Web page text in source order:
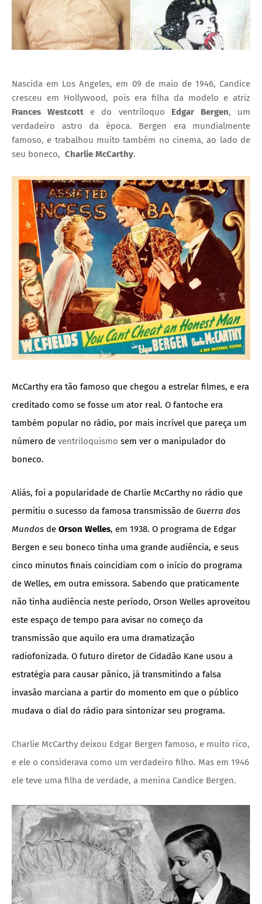
Nascida em Los Angeles, em 09 de maio de 1946, Candice
cresceu em Hollywood, pois era filha da modelo e atriz
Frances Westcott e do ventríloquo Edgar Bergen, um
verdadeiro astro da época. Bergen era mundialmente
famoso, e trabalhou muito também no cinema, ao lado de
seu boneco, Charlie McCarthy.
McCarthy era tão famoso que chegou a estrelar filmes, e era
creditado como se fosse um ator real. O fantoche era
também popular no rádio, por mais incrível que pareça um
número de ventriloquismo sem ver o manipulador do
boneco.
Aliás, foi a popularidade de Charlie McCarthy no rádio que
permitiu o sucesso da famosa transmissão de Guerra dos
Mundos de Orson Welles, em 1938. O programa de Edgar
Bergen e seu boneco tinha uma grande audiência, e seus
cinco minutos finais coincidiam com o início do programa
de Welles, em outra emissora. Sabendo que praticamente
não tinha audiência neste período, Orson Welles aproveitou
este espaço de tempo para avisar no começo da
transmissão que aquilo era uma dramatização
radiofonizada. O futuro diretor de Cidadão Kane usou a
estratégia para causar pânico, já transmitindo a falsa
invasão marciana a partir do momento em que o público
mudava o dial do rádio para sintonizar seu programa.
Charlie McCarthy deixou Edgar Bergen famoso, e muito rico,
e ele o considerava como um verdadeiro filho. Mas em 1946
ele teve uma filha de verdade, a menina Candice Bergen.